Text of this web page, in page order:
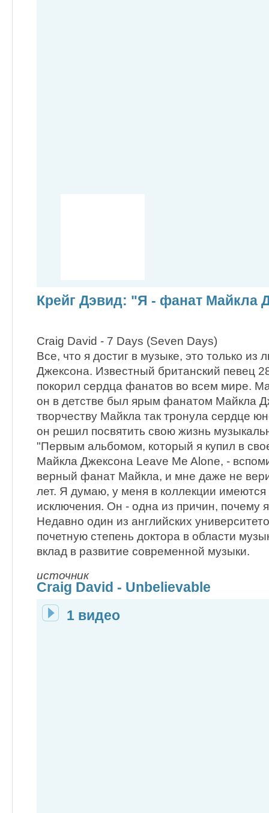
Крейг Дэвид: "Я - фанат Майкла
Craig David - 7 Days (Seven Days)
Все, что я достиг в музыке, это только из
Джексона. Известный британский певец
покорил сердца фанатов во всем мире.
он в детстве был ярым фанатом Майкла
творчеству Майкла так тронула сердце
он решил посвятить свою жизнь
"Первым альбомом, который я купил в
Майкла Джексона Leave Me Alone, -
верный фанат Майкла, и мне даже не
лет. Я думаю, у меня в коллекции имеются
исключения. Он - одна из причин, почему
Недавно один из английских
почетную степень доктора в области
вклад в развитие современной музыки.
источник
Craig David - Unbelievable
1 видео